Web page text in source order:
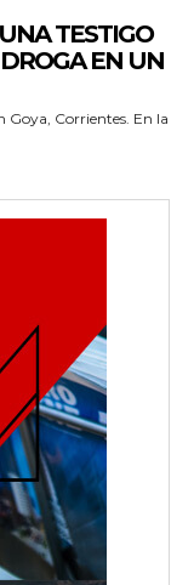
TESTIGO
EN UN
Corrientes. En la